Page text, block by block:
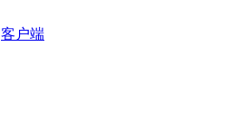
客户端